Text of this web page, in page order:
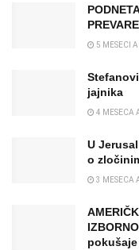
PREVARE
5 MESECI
jajnika
4 MESECA
U
o
3 MESECA